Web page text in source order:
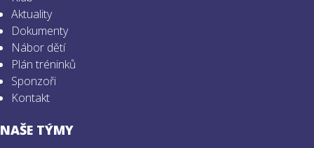
Aktuality
Dokumenty
Nábor dětí
Plán tréninků
Sponzoři
Kontakt
NAŠE TÝMY